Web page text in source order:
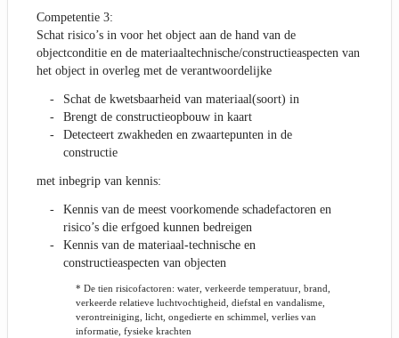
Competentie 3:
Schat risico’s in voor het object aan de hand van de
objectconditie en de materiaaltechnische/constructieaspecten van
het object in overleg met de verantwoordelijke
Schat de kwetsbaarheid van materiaal(soort) in
Brengt de constructieopbouw in kaart
Detecteert zwakheden en zwaartepunten in de
constructie
met inbegrip van kennis:
Kennis van de meest voorkomende schadefactoren en
risico’s die erfgoed kunnen bedreigen
Kennis van de materiaal-technische en
constructieaspecten van objecten
* De tien risicofactoren: water, verkeerde temperatuur, brand,
verkeerde relatieve luchtvochtigheid, diefstal en vandalisme,
verontreiniging, licht, ongedierte en schimmel, verlies van
informatie, fysieke krachten